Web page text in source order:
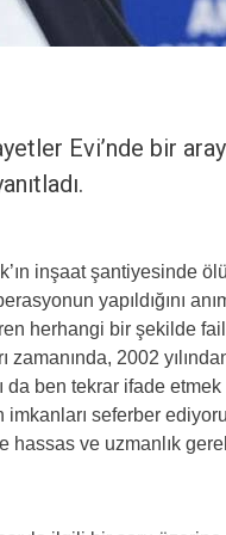
Evi’nde bir
inşaat şantiyesinde
yapıldığını
herhangi bir şekilde
zamanında, 2002
da ben tekrar ifade
imkanları seferber
ve uzmanlık